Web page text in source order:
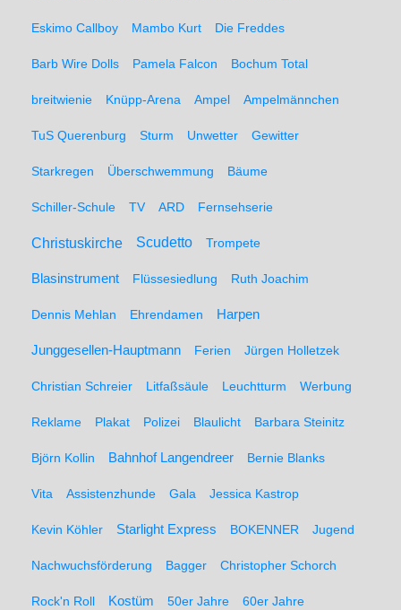
Eskimo Callboy Mambo Kurt Die Freddes
Barb Wire Dolls Pamela Falcon Bochum Total
breitwienie Knüpp-Arena Ampel Ampelmännchen
TuS Querenburg Sturm Unwetter Gewitter
Starkregen Überschwemmung Bäume
Schiller-Schule TV ARD Fernsehserie
Christuskirche Scudetto Trompete
Blasinstrument Flüssesiedlung Ruth Joachim
Dennis Mehlan Ehrendamen Harpen
Junggesellen-Hauptmann Ferien Jürgen Holletzek
Christian Schreier Litfaßsäule Leuchtturm Werbung
Reklame Plakat Polizei Blaulicht Barbara Steinitz
Björn Kollin Bahnhof Langendreer Bernie Blanks
Vita Assistenzhunde Gala Jessica Kastrop
Kevin Köhler Starlight Express BOKENNER Jugend
Nachwuchsförderung Bagger Christopher Schorch
Rock'n Roll Kostüm 50er Jahre 60er Jahre